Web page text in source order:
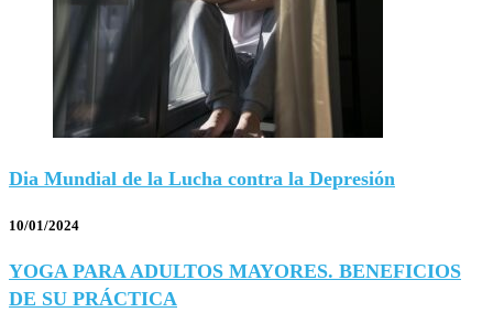
Dia Mundial de la Lucha contra la Depresión
10/01/2024
YOGA PARA ADULTOS MAYORES. BENEFICIOS
DE SU PRÁCTICA